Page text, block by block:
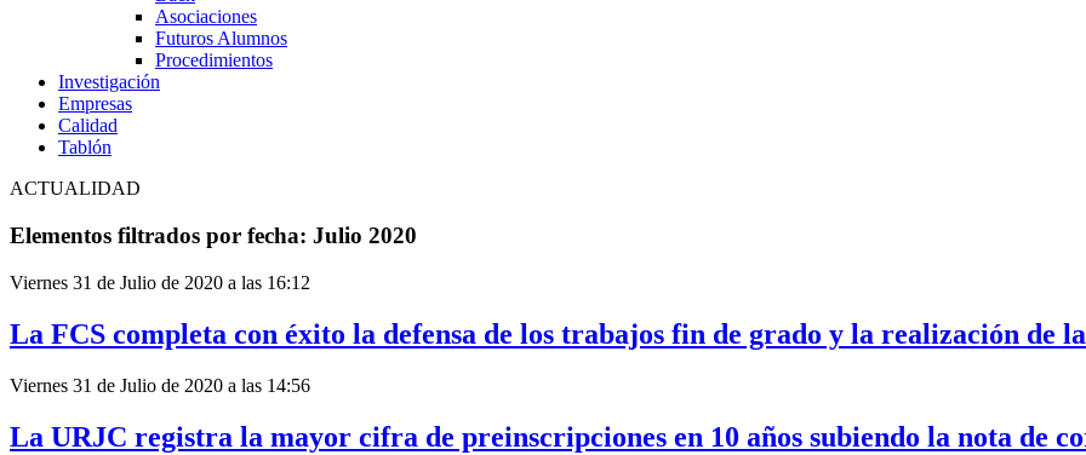
Asociaciones
Futuros Alumnos
Procedimientos
Investigación
Empresas
Calidad
Tablón
ACTUALIDAD
Elementos filtrados por fecha: Julio 2020
Viernes 31 de Julio de 2020 a las 16:12
La FCS completa con éxito la defensa de los trabajos fin de grado y la realización de
Viernes 31 de Julio de 2020 a las 14:56
La URJC registra la mayor cifra de preinscripciones en 10 años subiendo la nota de